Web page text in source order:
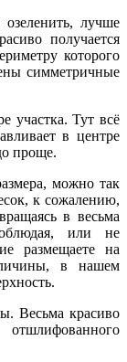
лучше
получается
которого
симметричные
участка. Тут всё
в центре
проще.
можно так
к сожалению,
в весьма
или не
размещаете на
в нашем
Весьма красиво